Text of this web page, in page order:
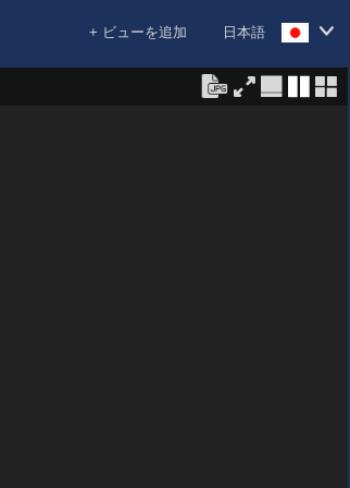
日本語
+ ビューを追加